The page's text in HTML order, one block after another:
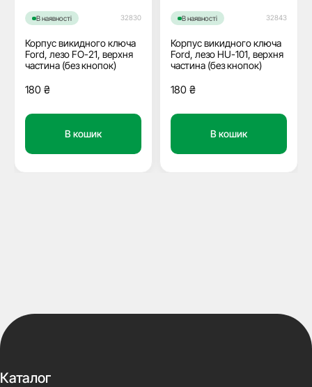
В наявності 32830
Корпус викидного ключа
Ford, лезо FO-21, верхня
частина (без кнопок)
180 ₴
В кошик
В наявності 32843
Корпус викидного ключа
Ford, лезо HU-101, верхня
частина (без кнопок)
180 ₴
В кошик
Каталог